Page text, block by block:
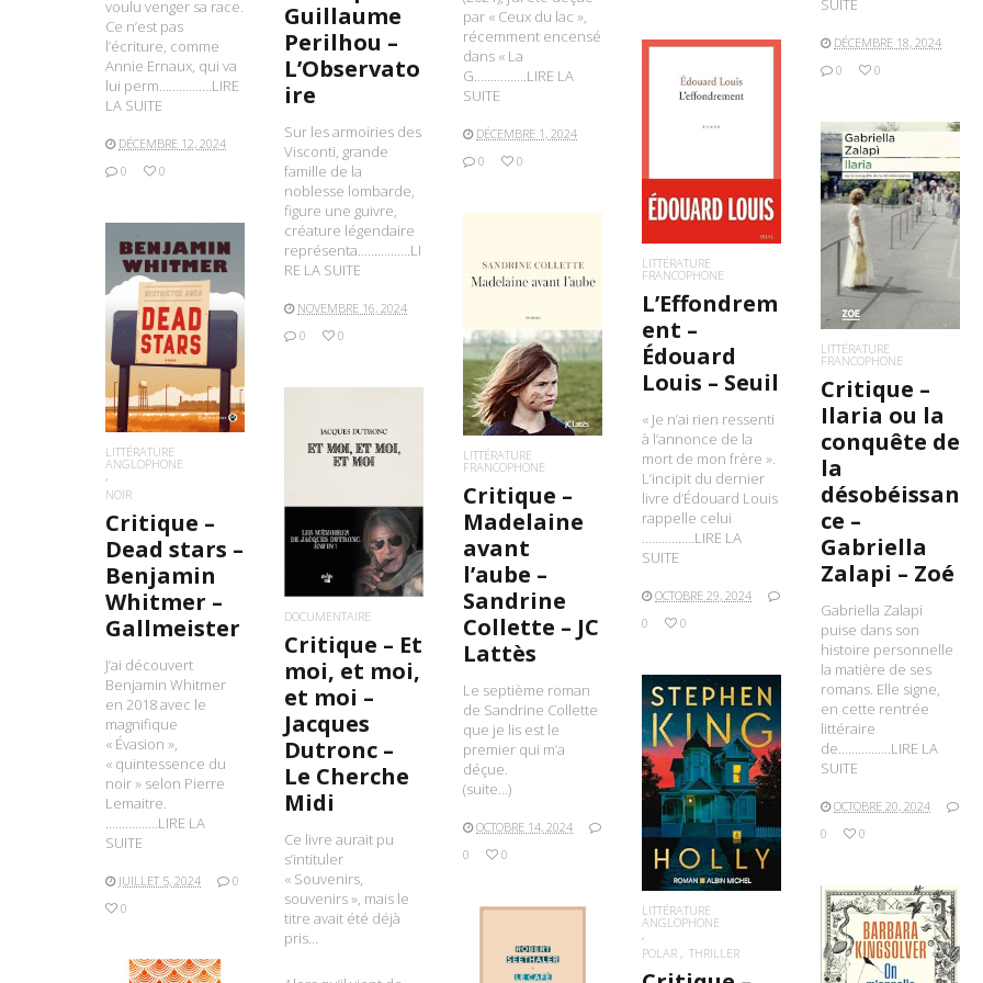
SUITE
DÉCEMBRE 18, 2024
0
0
voulu venger sa race.
Ce n’est pas
l’écriture, comme
Annie Ernaux, qui va
lui perm…………….LIRE
LA SUITE
DÉCEMBRE 12, 2024
0
0
par « Ceux du lac »,
récemment encensé
dans « La
G…………….LIRE LA
SUITE
DÉCEMBRE 1, 2024
0
0
Guillaume
Perilhou –
L’Observato
ire
Sur les armoiries des
Visconti, grande
famille de la
noblesse lombarde,
figure une guivre,
créature légendaire
représenta…………….LI
RE LA SUITE
NOVEMBRE 16, 2024
0
0
LITTÉRATURE
FRANCOPHONE
L’Effondrem
ent –
Édouard
Louis – Seuil
« Je n’ai rien ressenti
à l’annonce de la
mort de mon frère ».
L’incipit du dernier
livre d’Édouard Louis
rappelle celui
…………….LIRE LA
SUITE
OCTOBRE 29, 2024
0
0
LIRE LA SUITE
LITTÉRATURE
FRANCOPHONE
Critique –
Ilaria ou la
conquête de
la
désobéissan
ce –
Gabriella
Zalapi – Zoé
Gabriella Zalapi
puise dans son
histoire personnelle
la matière de ses
romans. Elle signe,
en cette rentrée
littéraire
de…………….LIRE LA
SUITE
OCTOBRE 20, 2024
0
0
LIRE LA SUITE
LITTÉRATURE
FRANCOPHONE
Critique –
Madelaine
avant
l’aube –
Sandrine
Collette – JC
Lattès
Le septième roman
de Sandrine Collette
que je lis est le
premier qui m’a
déçue.
(suite…)
OCTOBRE 14, 2024
0
0
LIRE LA SUITE
LITTÉRATURE
ANGLOPHONE
NOIR
Critique –
Dead stars –
Benjamin
Whitmer –
Gallmeister
J’ai découvert
Benjamin Whitmer
en 2018 avec le
magnifique
« Évasion »,
« quintessence du
noir » selon Pierre
Lemaitre.
…………….LIRE LA
SUITE
JUILLET 5, 2024
0
0
DOCUMENTAIRE
Critique – Et
moi, et moi,
et moi –
Jacques
Dutronc –
Le Cherche
Midi
Ce livre aurait pu
s’intituler
« Souvenirs,
souvenirs », mais le
titre avait été déjà
pris…
LIRE LA SUITE
LITTÉRATURE
ANGLOPHONE
POLAR
THRILLER